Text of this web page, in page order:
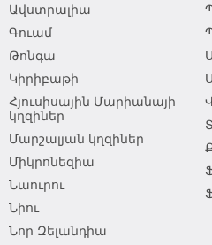
Ավստրալիա
Գուամ
Թոնգա
Կիրիբաթի
Հյուսիսային Մարիանայի
կղզիներ
Մարշալյան կղզիներ
Միկրոնեզիա
Նաուրու
Նիու
Նոր Զելանդիա